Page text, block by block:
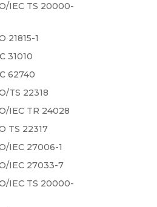
IEC TS 20000-
21815-1
31010
62740
TS 22318
IEC TR 24028
TS 22317
IEC 27006-1
IEC 27033-7
IEC TS 20000-